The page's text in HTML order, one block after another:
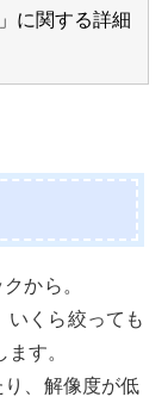
に関する詳細
から。
いくら絞っても
す。
、解像度が低